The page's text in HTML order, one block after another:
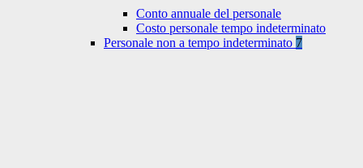
Conto annuale del personale
Costo personale tempo indeterminato
Personale non a tempo indeterminato 7